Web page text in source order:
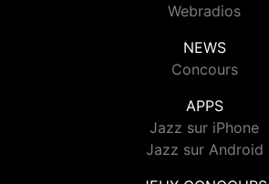
Webradios
NEWS
Concours
APPS
Jazz sur iPhone
Jazz sur Android